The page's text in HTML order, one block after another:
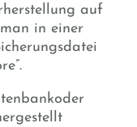
auf
in einer